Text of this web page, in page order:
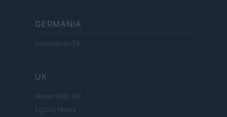
GERMANIA
Investieren24
UK
News Hub UK
Lgbtq News